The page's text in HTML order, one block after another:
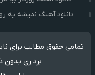
دانلود آهنگ نمیشه یه
تمامی حقوق مطالب برای
برداری بدون